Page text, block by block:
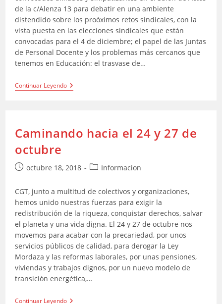
de la c/Alenza 13 para debatir en una ambiente
distendido sobre los proóximos retos sindicales, con la
vista puesta en las elecciones sindicales que están
convocadas para el 4 de diciembre; el papel de las Juntas
de Personal Docente y los problemas más cercanos que
tenemos en Educación: el trasvase de…
Continuar LeyendoTapeo-
Encuentro
Caminando hacia el 24 y 27 de
octubre
Publicación
la
entrada:
octubre 18, 2018
Categoría
la
entrada:
Informacion
CGT, junto a multitud de colectivos y organizaciones,
hemos unido nuestras fuerzas para exigir la
redistribución de la riqueza, conquistar derechos, salvar
el planeta y una vida digna. El 24 y 27 de octubre nos
movemos para acabar con la precariedad, por unos
servicios públicos de calidad, para derogar la Ley
Mordaza y las reformas laborales, por unas pensiones,
viviendas y trabajos dignos, por un nuevo modelo de
transición energética,…
Continuar LeyendoCaminando